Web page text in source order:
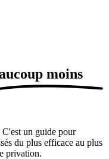
moins
un guide pour
du plus efficace au plus
privation.